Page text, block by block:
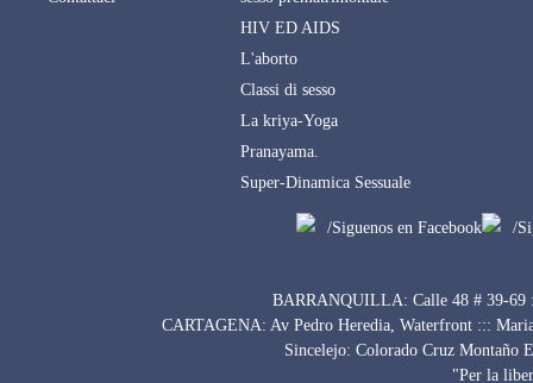
HIV ED AIDS
L'aborto
Classi di sesso
La kriya-Yoga
Pranayama.
Super-Dinamica Sessuale
/Siguenos en Facebook /
BARRANQUILLA: Calle 48 # 39-69
CARTAGENA: Av Pedro Heredia, Waterfront :::
Sincelejo: Colorado Cruz Montaño
"Per la